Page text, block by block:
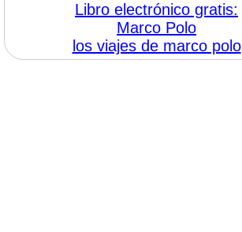
Libro electrónico gratis:
Marco Polo
los viajes de marco polo